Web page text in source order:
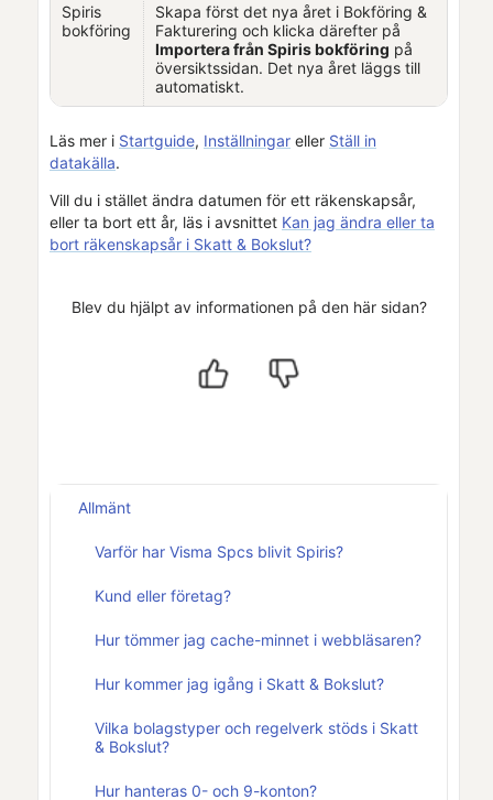
Spiris
bokföring
Skapa först det nya året i Bokföring &
Fakturering och klicka därefter på
Importera från Spirisbokföring på
översiktssidan. Det nya året läggs till
automatiskt.
Läs mer i Startguide, Inställningar eller Ställ in
datakälla.
Vill du i stället ändra datumen för ett räkenskapsår,
eller ta bort ett år, läs i avsnittet Kan jag ändra eller ta
bort räkenskapsår i Skatt & Bokslut?
Blev du hjälpt av informationen på den här sidan?
Allmänt
Varför har Visma Spcs blivit Spiris?
Kund eller företag?
Hur tömmer jag cache-minnet i webbläsaren?
Hur kommer jag igång i Skatt & Bokslut?
Vilka bolagstyper och regelverk stöds i Skatt
& Bokslut?
Hur hanteras 0- och 9-konton?